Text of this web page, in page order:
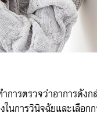
รตรวจว่าอาการดัง
นการวินิจฉัยและเลือ